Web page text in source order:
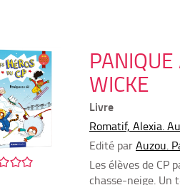
WICKE
Livre
Romatif, Alexia.
Edité parAuzou.
Les élèves de CP
chasse-neige. Un